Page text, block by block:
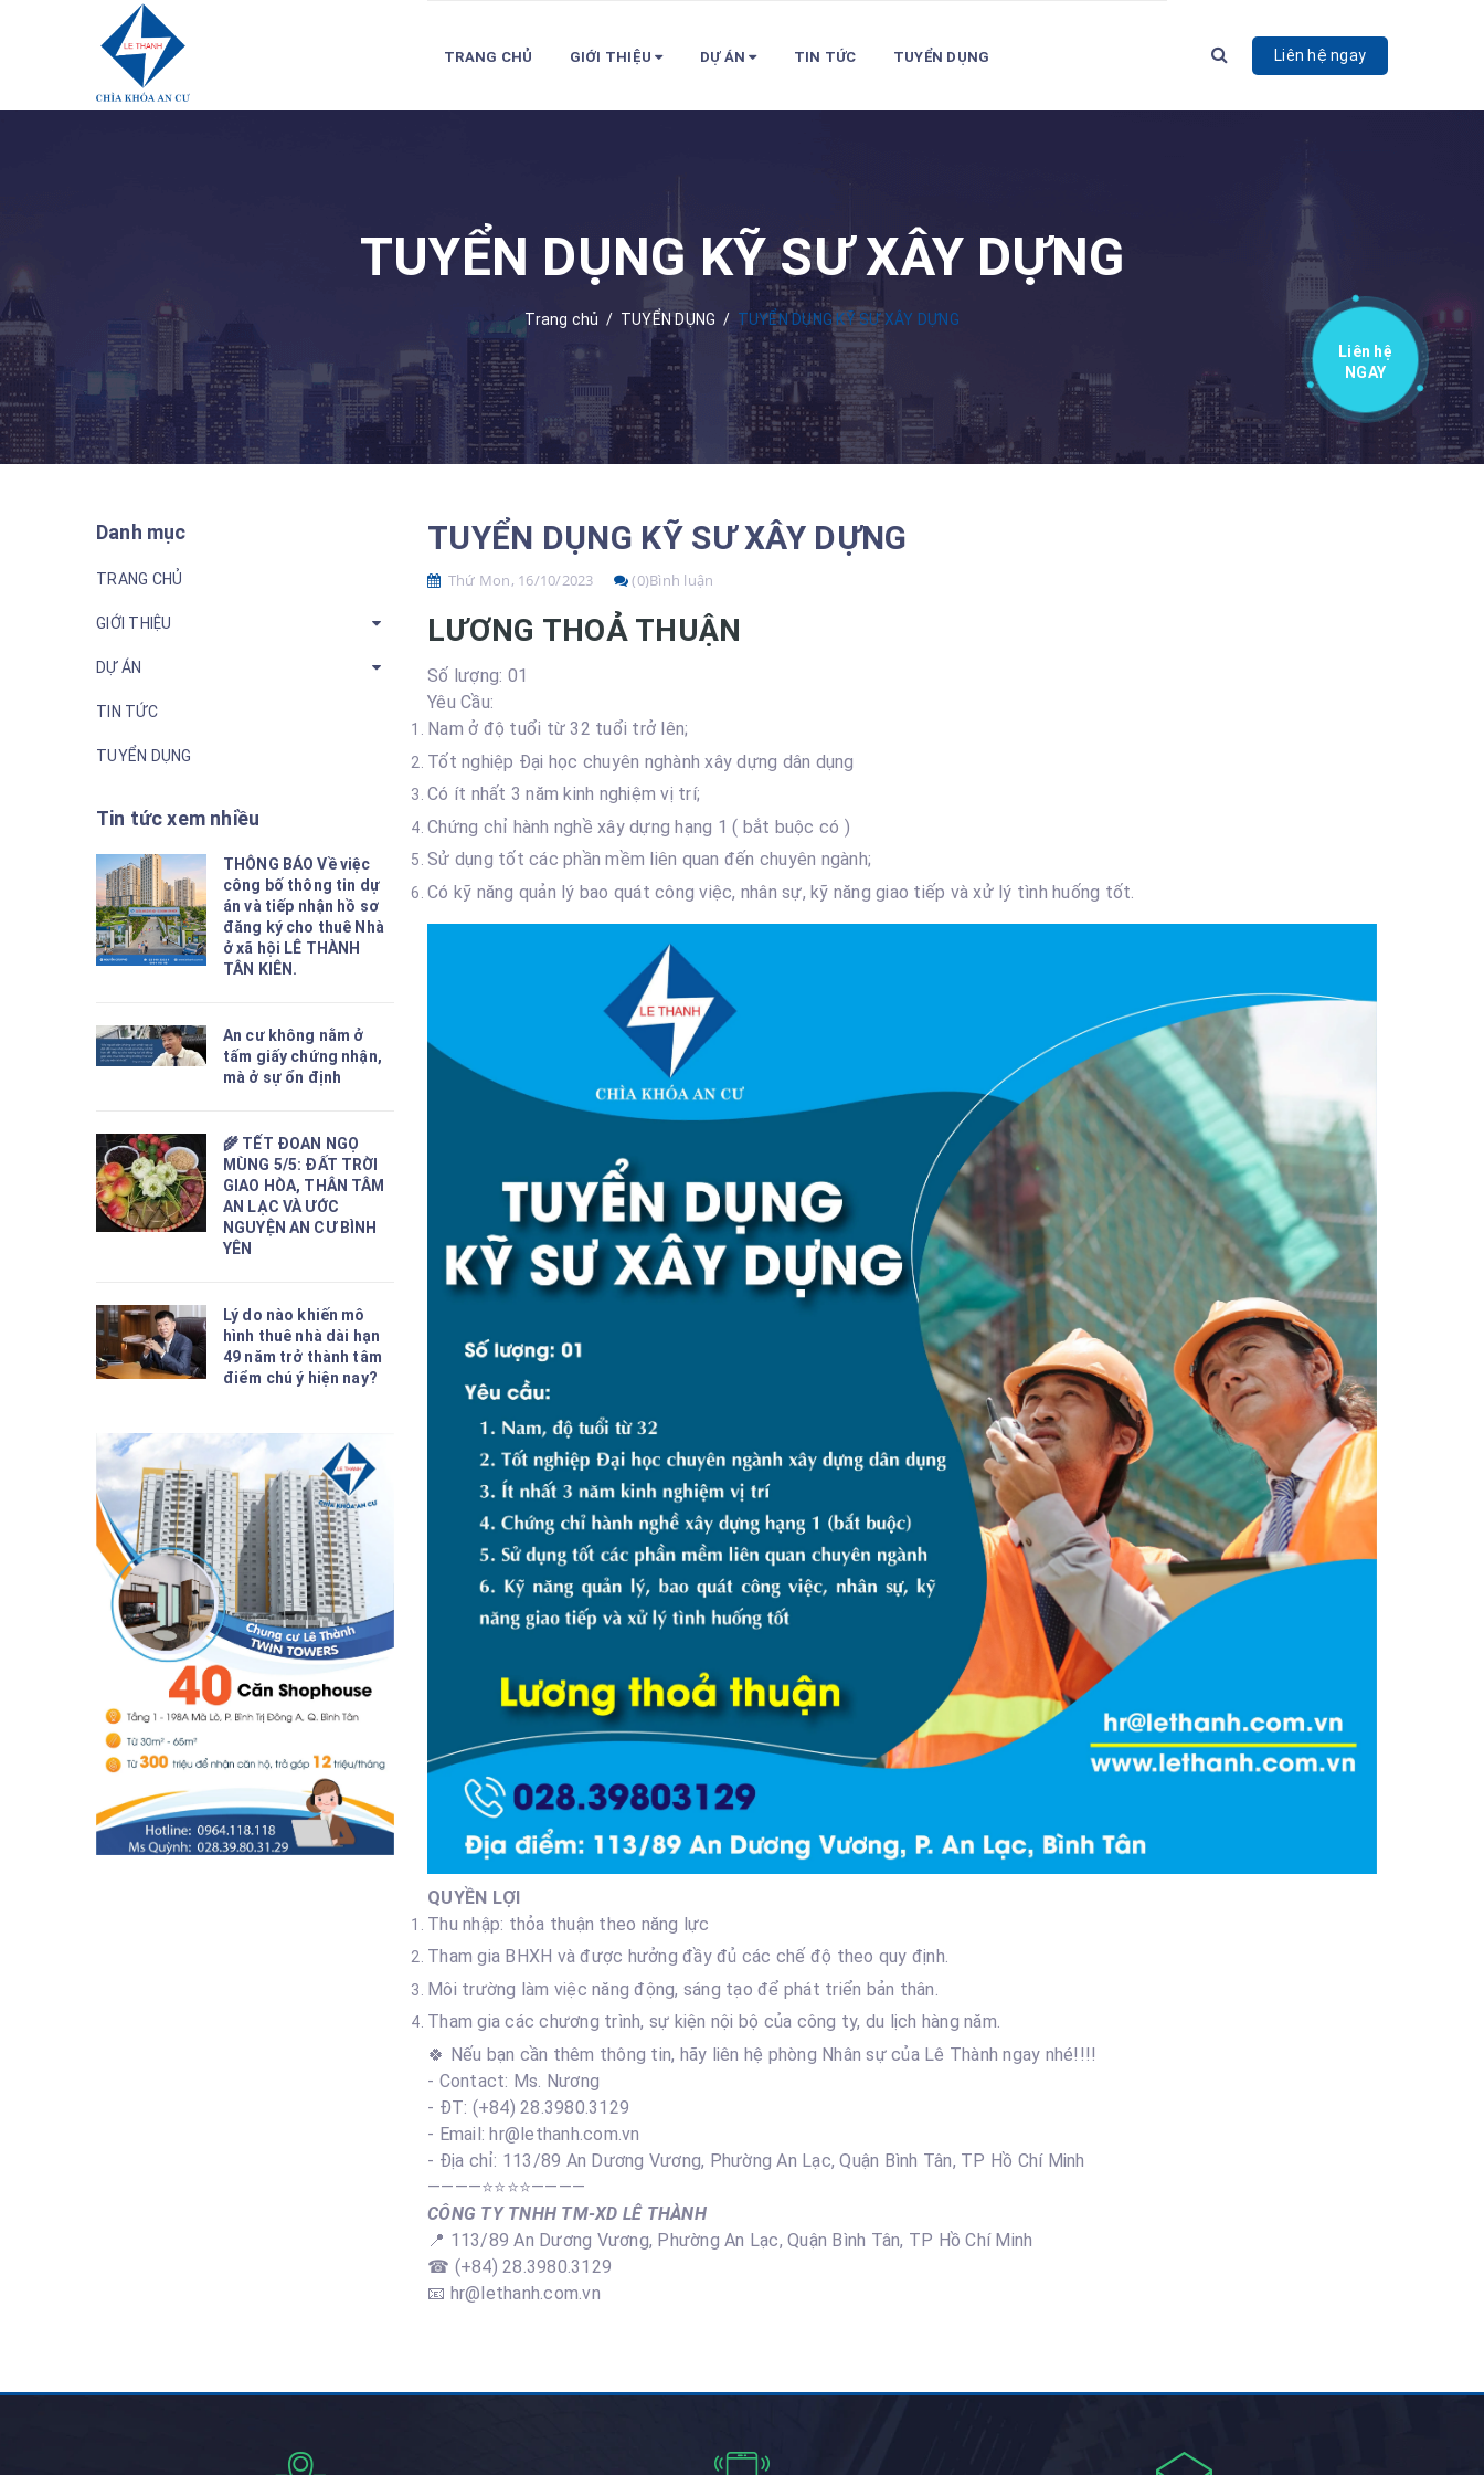
TRANG CHỦ GIỚI THIỆU DỰ ÁN TIN TỨC TUYỂN DỤNG Liên hệ ngay
TUYỂN DỤNG KỸ SƯ XÂY DỰNG
Trang chủ / TUYỂN DỤNG / TUYỂN DỤNG KỸ SƯ XÂY DỰNG
TUYỂN DỤNG KỸ SƯ XÂY DỰNG
Thứ Mon, 16/10/2023 (0)Bình luận
LƯƠNG THOẢ THUẬN
Số lượng: 01
Yêu Cầu:
Nam ở độ tuổi từ 32 tuổi trở lên;
Tốt nghiệp Đại học chuyên nghành xây dựng dân dụng
Có ít nhất 3 năm kinh nghiệm vị trí;
Chứng chỉ hành nghề xây dựng hạng 1 ( bắt buộc có )
Sử dụng tốt các phần mềm liên quan đến chuyên ngành;
Có kỹ năng quản lý bao quát công việc, nhân sự, kỹ năng giao tiếp và xử lý tình huống tốt.
QUYỀN LỢI
Thu nhập: thỏa thuận theo năng lực
Tham gia BHXH và được hưởng đầy đủ các chế độ theo quy định.
Môi trường làm việc năng động, sáng tạo để phát triển bản thân.
Tham gia các chương trình, sự kiện nội bộ của công ty, du lịch hàng năm.
🍀 Nếu bạn cần thêm thông tin, hãy liên hệ phòng Nhân sự của Lê Thành ngay nhé!!!!
- Contact: Ms. Nương
- ĐT: (+84) 28.3980.3129
- Email: hr@lethanh.com.vn
- Địa chỉ: 113/89 An Dương Vương, Phường An Lạc, Quận Bình Tân, TP Hồ Chí Minh
————⭐️⭐️⭐️⭐️————
CÔNG TY TNHH TM-XD LÊ THÀNH
📍 113/89 An Dương Vương, Phường An Lạc, Quận Bình Tân, TP Hồ Chí Minh
☎ (+84) 28.3980.3129
📧 hr@lethanh.com.vn
Danh mục
TRANG CHỦ
GIỚI THIỆU
DỰ ÁN
TIN TỨC
TUYỂN DỤNG
Tin tức xem nhiều
THÔNG BÁO Về việc
công bố thông tin dự
án và tiếp nhận hồ sơ
đăng ký cho thuê Nhà
ở xã hội LÊ THÀNH
TÂN KIÊN.
An cư không nằm ở
tấm giấy chứng nhận,
mà ở sự ổn định
🌾 TẾT ĐOAN NGỌ
MÙNG 5/5: ĐẤT TRỜI
GIAO HÒA, THÂN TÂM
AN LẠC VÀ ƯỚC
NGUYỆN AN CƯ BÌNH
YÊN
Lý do nào khiến mô
hình thuê nhà dài hạn
49 năm trở thành tâm
điểm chú ý hiện nay?
Liên hệ
NGAY